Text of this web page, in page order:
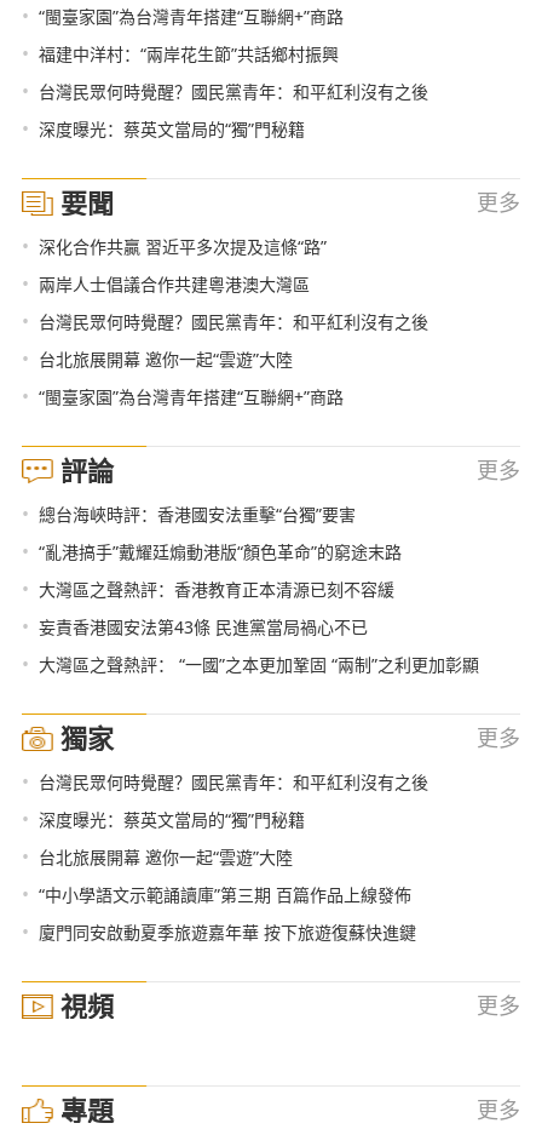
• “閩臺家園”為台灣青年搭建“互聯網+”商路
• 福建中洋村：“兩岸花生節”共話鄉村振興
• 台灣民眾何時覺醒？國民黨青年：和平紅利沒有之後
• 深度曝光：蔡英文當局的“獨”門秘籍
要聞 更多
• 深化合作共贏 習近平多次提及這條“路”
• 兩岸人士倡議合作共建粵港澳大灣區
• 台灣民眾何時覺醒？國民黨青年：和平紅利沒有之後
• 台北旅展開幕 邀你一起“雲遊”大陸
• “閩臺家園”為台灣青年搭建“互聯網+”商路
評論 更多
• 總台海峽時評：香港國安法重擊“台獨”要害
• “亂港搞手”戴耀廷煽動港版“顏色革命”的窮途末路
• 大灣區之聲熱評：香港教育正本清源已刻不容緩
• 妄責香港國安法第43條 民進黨當局禍心不已
• 大灣區之聲熱評： “一國”之本更加鞏固 “兩制”之利更加彰顯
獨家 更多
• 台灣民眾何時覺醒？國民黨青年：和平紅利沒有之後
• 深度曝光：蔡英文當局的“獨”門秘籍
• 台北旅展開幕 邀你一起“雲遊”大陸
• “中小學語文示範誦讀庫”第三期 百篇作品上線發佈
• 廈門同安啟動夏季旅遊嘉年華 按下旅遊復蘇快進鍵
視頻 更多
專題 更多